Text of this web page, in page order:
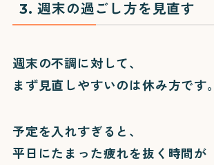
3. 週末の過ごし方を見直す
週末の不調に対して、
まず見直しやすいのは休み方です。
予定を入れすぎると、
平日にたまった疲れを抜く時間が